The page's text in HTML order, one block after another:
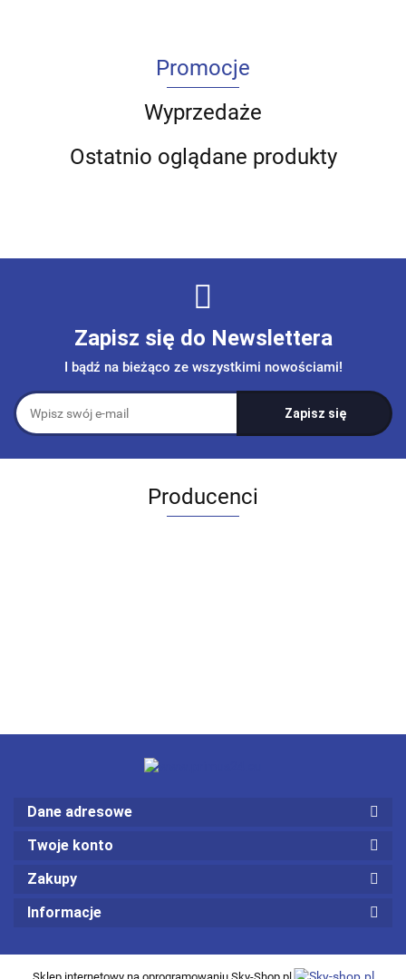
Promocje
Wyprzedaże
Ostatnio oglądane produkty
Zapisz się do Newslettera
I bądź na bieżąco ze wszystkimi nowościami!
Producenci
Dane adresowe
Twoje konto
Zakupy
Informacje